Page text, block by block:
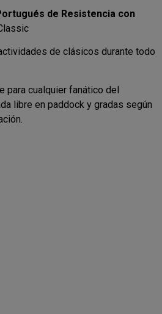
de Resistencia con
de clásicos durante todo
para cualquier fanático del
libre en paddock y gradas según